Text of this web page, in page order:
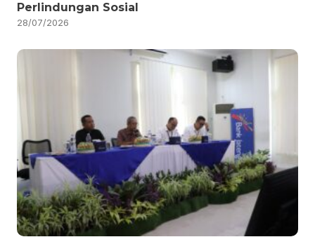
Perlindungan Sosial
28/07/2026